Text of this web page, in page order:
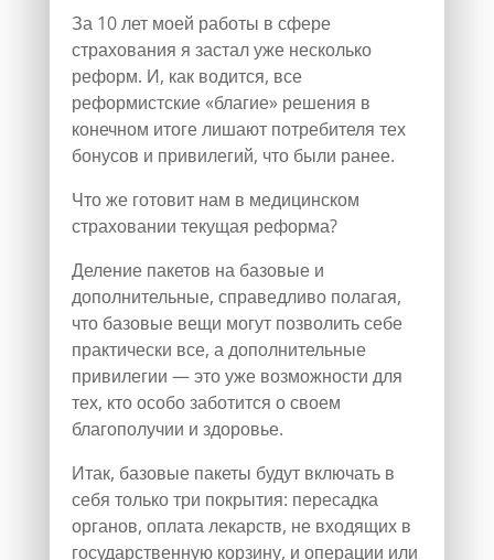
За 10 лет моей работы в сфере
страхования я застал уже несколько
реформ. И, как водится, все
реформистские «благие» решения в
конечном итоге лишают потребителя тех
бонусов и привилегий, что были ранее.
Что же готовит нам в медицинском
страховании текущая реформа?
Деление пакетов на базовые и
дополнительные, справедливо полагая,
что базовые вещи могут позволить себе
практически все, а дополнительные
привилегии — это уже возможности для
тех, кто особо заботится о своем
благополучии и здоровье.
Итак, базовые пакеты будут включать в
себя только три покрытия: пересадка
органов, оплата лекарств, не входящих в
государственную корзину, и операции или